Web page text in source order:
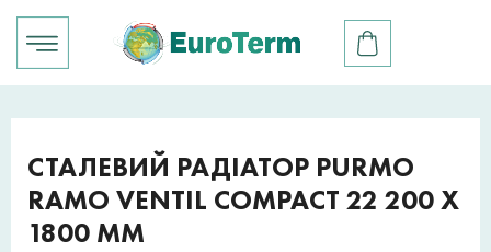
СТАЛЕВИЙ РАДІАТОР PURMO
RAMO VENTIL COMPACT 22 200 X
1800 ММ